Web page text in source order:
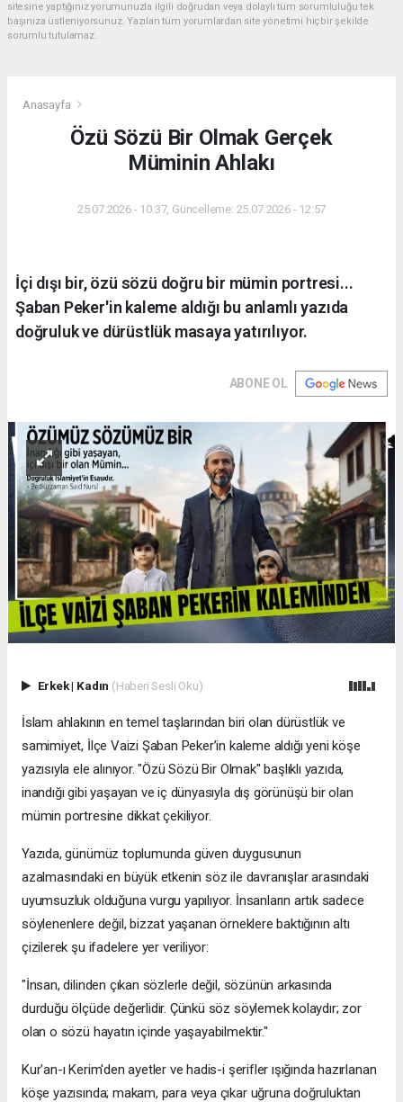
sitesine yaptığınız yorumunuzla ilgili doğrudan veya dolaylı tüm sorumluluğu tek
başınıza üstleniyorsunuz. Yazılan tüm yorumlardan site yönetimi hiçbir şekilde
sorumlu tutulamaz.
Anasayfa
Özü Sözü Bir Olmak Gerçek
Müminin Ahlakı
25.07.2026 - 10:37, Güncelleme: 25.07.2026 - 12:57
İçi dışı bir, özü sözü doğru bir mümin portresi...
Şaban Peker'in kaleme aldığı bu anlamlı yazıda
doğruluk ve dürüstlük masaya yatırılıyor.
ABONE OL
Erkek| Kadın (Haberi Sesli Oku)
İslam ahlakının en temel taşlarından biri olan dürüstlük ve
samimiyet, İlçe Vaizi Şaban Peker’in kaleme aldığı yeni köşe
yazısıyla ele alınıyor. "Özü Sözü Bir Olmak" başlıklı yazıda,
inandığı gibi yaşayan ve iç dünyasıyla dış görünüşü bir olan
mümin portresine dikkat çekiliyor.
​Yazıda, günümüz toplumunda güven duygusunun
azalmasındaki en büyük etkenin söz ile davranışlar arasındaki
uyumsuzluk olduğuna vurgu yapılıyor. İnsanların artık sadece
söylenenlere değil, bizzat yaşanan örneklere baktığının altı
çizilerek şu ifadelere yer veriliyor:
​"İnsan, dilinden çıkan sözlerle değil, sözünün arkasında
durduğu ölçüde değerlidir. Çünkü söz söylemek kolaydır; zor
olan o sözü hayatın içinde yaşayabilmektir."
​Kur'an-ı Kerim'den ayetler ve hadis-i şerifler ışığında hazırlanan
köşe yazısında; makam, para veya çıkar uğruna doğruluktan